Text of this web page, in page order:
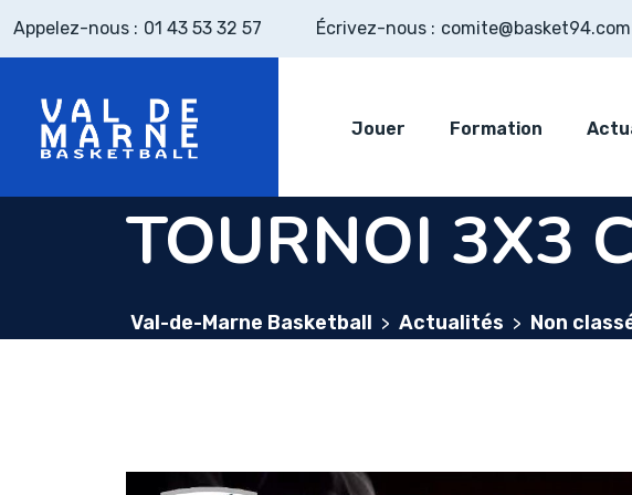
Appelez-nous : 01 43 53 32 57 Écrivez-nous : comite@basket94.com
Jouer Formation
TOURNOI 3X3
Val-de-Marne Basketball > Actualités > Non